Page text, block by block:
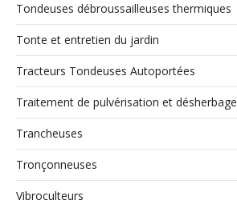
Tondeuses débroussailleuses thermiques
Tonte et entretien du jardin
Tracteurs Tondeuses Autoportées
Traitement de pulvérisation et désherbage
Trancheuses
Tronçonneuses
Vibroculteurs